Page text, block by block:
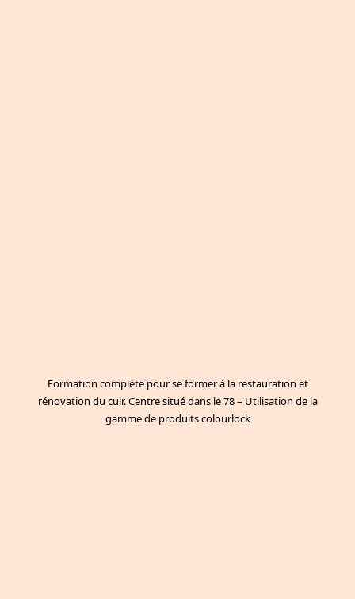
Formation complète pour se former à la restauration et
rénovation du cuir. Centre situé dans le 78 – Utilisation de la
gamme de produits colourlock